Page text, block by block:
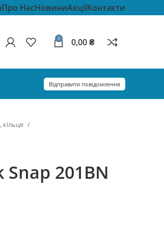
Про НасНовиниАкціїКонтакти
0 0,00₴
Відправити повідомлення
кільця
Snap 201BN